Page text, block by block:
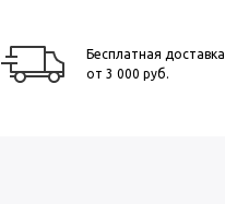
Бесплатная доставка
от 3 000 руб.